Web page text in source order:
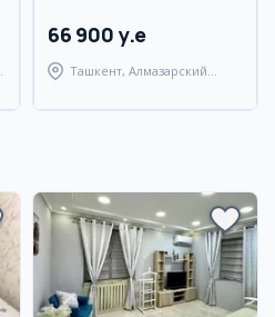
66 900 y.e
Ташкент, Алмазарский